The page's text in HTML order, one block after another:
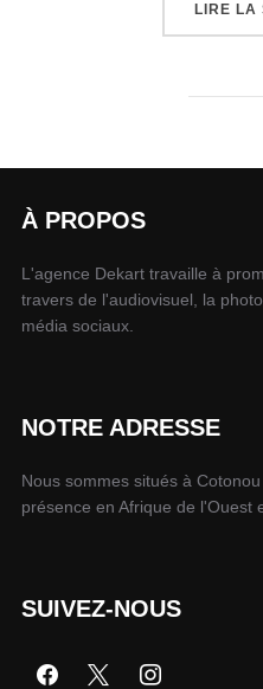
LIRE LA
À PROPOS
L'agence Dekart travaille à
travers de l'audiovisuel, la
média sociaux.
NOTRE ADRESSE
Nous sommes situés à
présence en Afrique de l'Ouest
SUIVEZ-NOUS